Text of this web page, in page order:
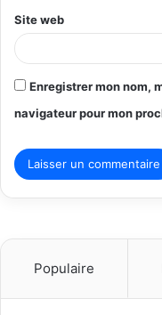
Site web
Enregistrer mon nom,
navigateur pour mon
Populaire